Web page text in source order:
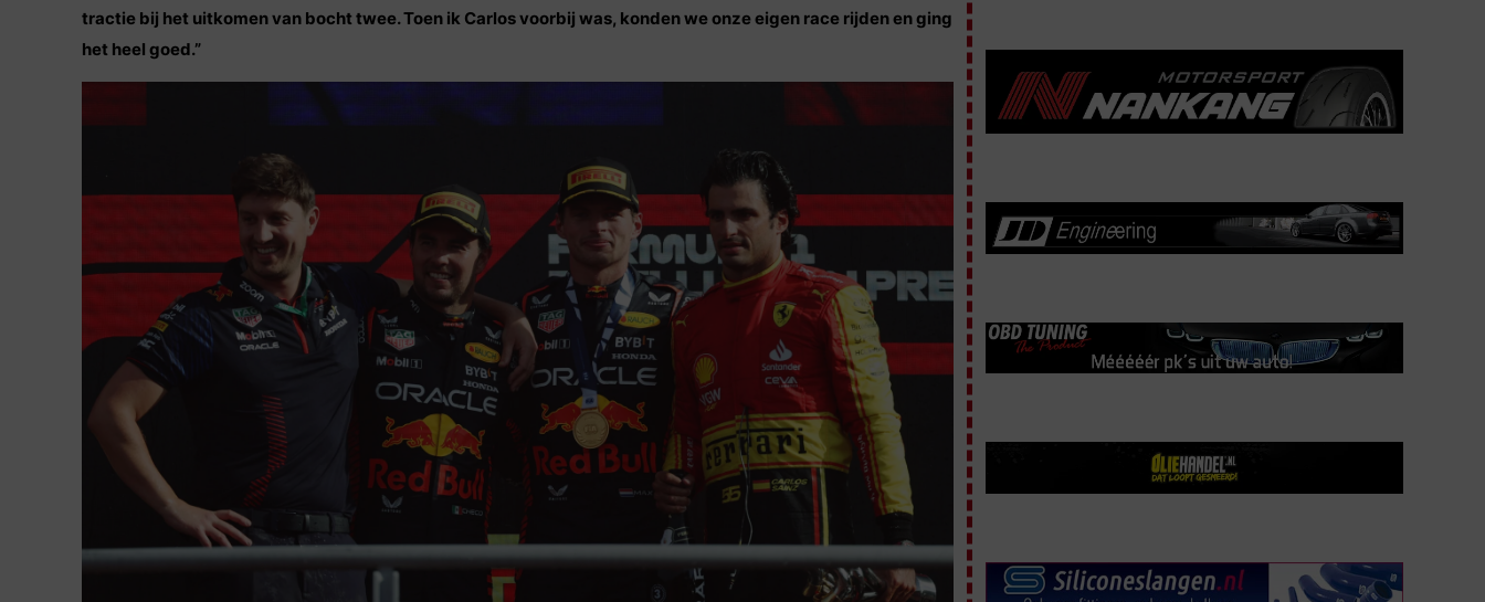
tractie bij het uitkomen van bocht twee. Toen ik Carlos voorbij was, konden we onze eigen race rijden en ging
het heel goed.”